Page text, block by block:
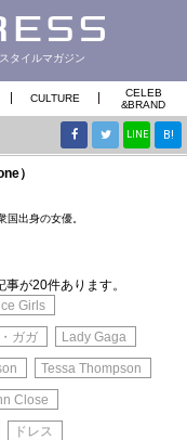
タイルマガジン
CULTURE
CELEB
&BRAND
LINE B!
）
出身の女優。
が20件あります。
Girls
ガガ Lady Gaga
Tessa Thompson
Close
ドレス